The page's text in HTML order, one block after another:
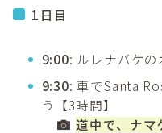
1日目
9:00: ルレナバケ
9:30: 車でSanta
う【3時間】
道中で、ナマ